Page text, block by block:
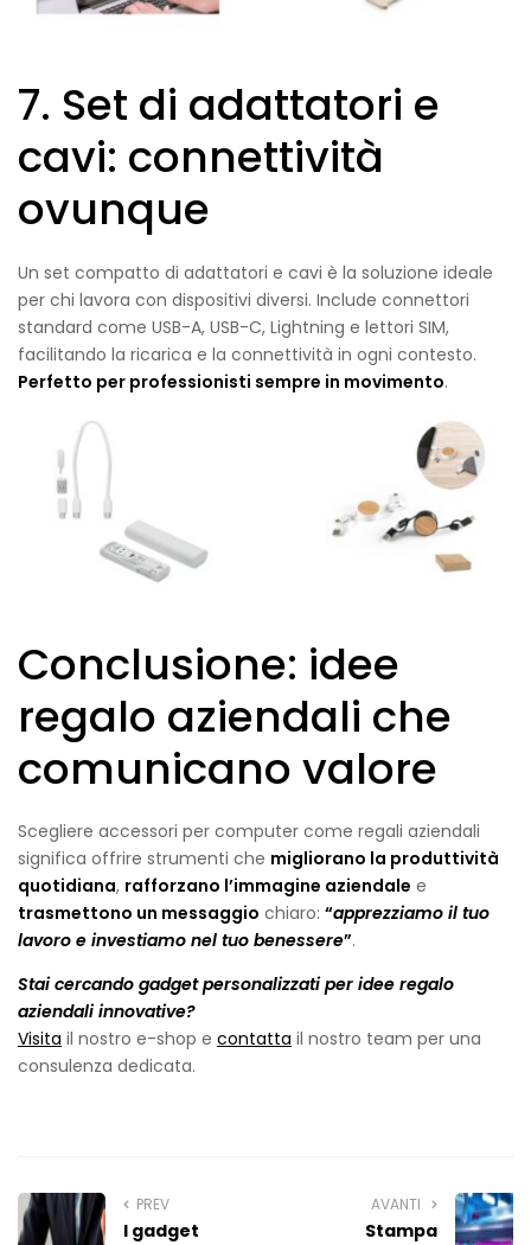
7. Set di adattatori e
cavi: connettività
ovunque
Un set compatto di adattatori e cavi è la soluzione ideale
per chi lavora con dispositivi diversi. Include connettori
standard come USB-A, USB-C, Lightning e lettori SIM,
facilitando la ricarica e la connettività in ogni contesto.
Perfetto per professionisti sempre in movimento.
Conclusione: idee
regalo aziendali che
comunicano valore
Scegliere accessori per computer come regali aziendali
significa offrire strumenti che migliorano la produttività
quotidiana, rafforzano l’immagine aziendale e
trasmettono un messaggio chiaro: “apprezziamo il tuo
lavoro e investiamo nel tuo benessere”.
Stai cercando gadget personalizzati per idee regalo
aziendali innovative?
Visita il nostro e-shop e contatta il nostro team per una
consulenza dedicata.
PREV
I gadget
AVANTI
Stampa